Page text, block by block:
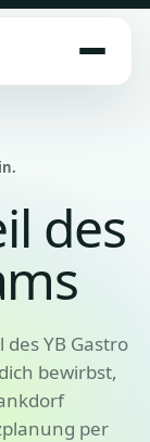
des
YB Gastro
bewirbst,
per